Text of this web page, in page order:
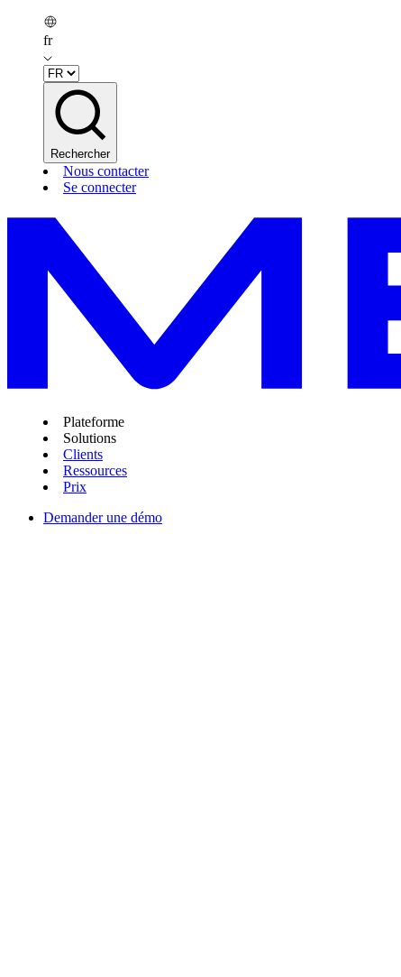
fr
Rechercher
Nous contacter
Se connecter
Plateforme
Solutions
Clients
Ressources
Prix
Demander une démo